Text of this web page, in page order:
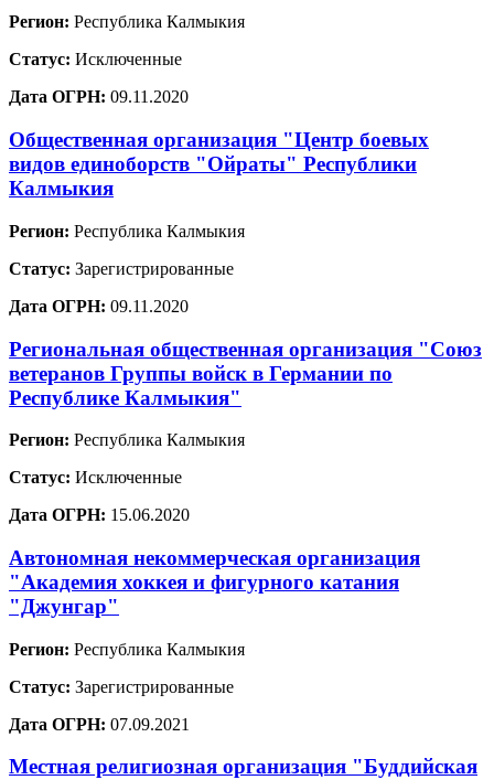
Регион: Республика Калмыкия
Статус: Исключенные
Дата ОГРН: 09.11.2020
Общественная организация "Центр боевых
видов единоборств "Ойраты" Республики
Калмыкия
Регион: Республика Калмыкия
Статус: Зарегистрированные
Дата ОГРН: 09.11.2020
Региональная общественная организация "Союз
ветеранов Группы войск в Германии по
Республике Калмыкия"
Регион: Республика Калмыкия
Статус: Исключенные
Дата ОГРН: 15.06.2020
Автономная некоммерческая организация
"Академия хоккея и фигурного катания
"Джунгар"
Регион: Республика Калмыкия
Статус: Зарегистрированные
Дата ОГРН: 07.09.2021
Местная религиозная организация "Буддийская